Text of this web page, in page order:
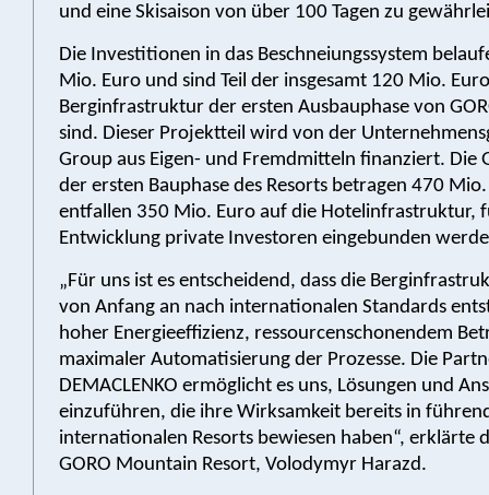
und eine Skisaison von über 100 Tagen zu
Die Investitionen in das Beschneiungssystem
Mio. Euro und sind Teil der insgesamt 120 Mio.
Berginfrastruktur der ersten Ausbauphase von
sind. Dieser Projektteil wird von der
Group aus Eigen- und Fremdmitteln finanziert. Die
der ersten Bauphase des Resorts betragen 470
entfallen 350 Mio. Euro auf die Hotelinfrastruktur,
Entwicklung private Investoren eingebunden
„Für uns ist es entscheidend, dass die
von Anfang an nach internationalen Standards
hoher Energieeffizienz, ressourcenschonendem
maximaler Automatisierung der Prozesse. Die
DEMACLENKO ermöglicht es uns, Lösungen und
einzuführen, die ihre Wirksamkeit bereits in
internationalen Resorts bewiesen haben“, erklärte
GORO Mountain Resort, Volodymyr Harazd.